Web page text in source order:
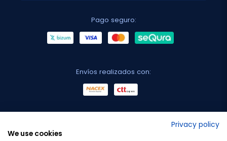
Pago seguro:
Envíos realizados con:
Privacy policy
We use cookies